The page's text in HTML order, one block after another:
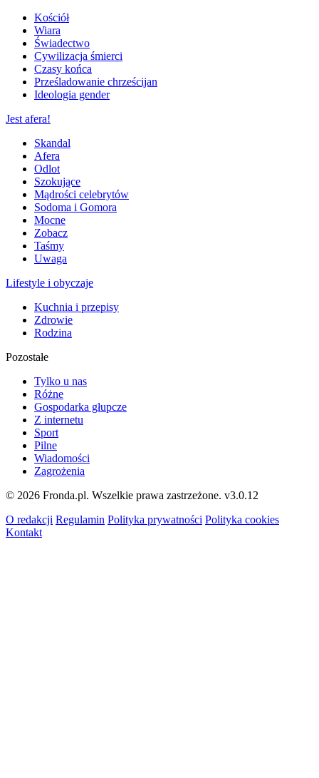
Kościół
Wiara
Świadectwo
Cywilizacja śmierci
Czasy końca
Prześladowanie chrześcijan
Ideologia gender
Jest afera!
Skandal
Afera
Odlot
Szokujące
Mądrości celebrytów
Sodoma i Gomora
Mocne
Zobacz
Taśmy
Uwaga
Lifestyle i obyczaje
Kuchnia i przepisy
Zdrowie
Rodzina
Pozostałe
Tylko u nas
Różne
Gospodarka głupcze
Z internetu
Sport
Pilne
Wiadomości
Zagrożenia
© 2026 Fronda.pl. Wszelkie prawa zastrzeżone. v3.0.12
O redakcji Regulamin Polityka prywatności Polityka cookies
Kontakt